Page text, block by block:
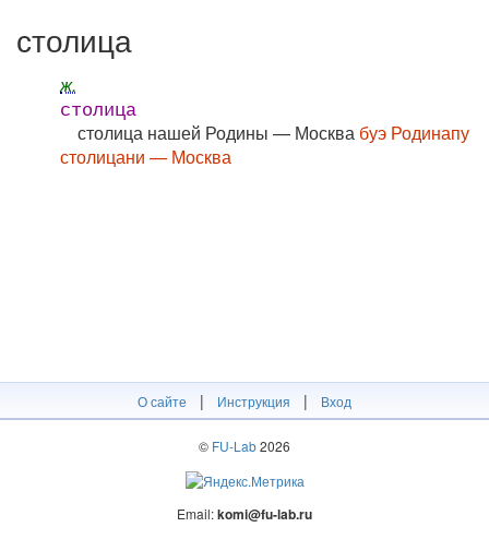
столица
ж.
столица
столица нашей Родины — Москва буэ Родинапу
столицани — Москва
О сайте | Инструкция | Вход
© FU-Lab2026
Email:komi@fu-lab.ru